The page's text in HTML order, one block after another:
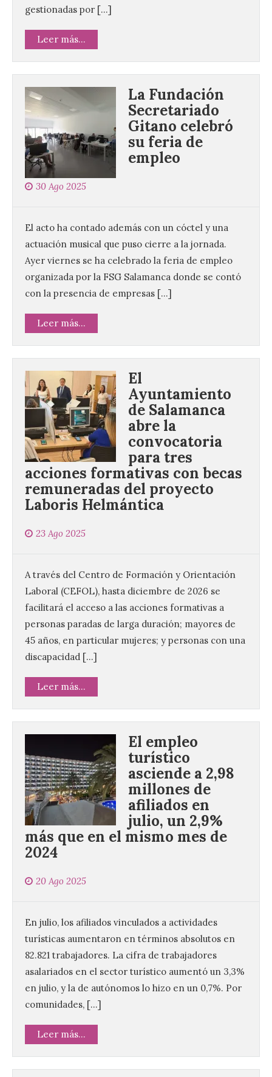
gestionadas por […]
Leer más...
La Fundación
Secretariado
Gitano celebró
su feria de
empleo
30 Ago 2025
El acto ha contado además con un cóctel y una
actuación musical que puso cierre a la jornada.
Ayer viernes se ha celebrado la feria de empleo
organizada por la FSG Salamanca donde se contó
con la presencia de empresas […]
Leer más...
El
Ayuntamiento
de Salamanca
abre la
convocatoria
para tres
acciones formativas con becas
remuneradas del proyecto
Laboris Helmántica
23 Ago 2025
A través del Centro de Formación y Orientación
Laboral (CEFOL), hasta diciembre de 2026 se
facilitará el acceso a las acciones formativas a
personas paradas de larga duración; mayores de
45 años, en particular mujeres; y personas con una
discapacidad […]
Leer más...
El empleo
turístico
asciende a 2,98
millones de
afiliados en
julio, un 2,9%
más que en el mismo mes de
2024
20 Ago 2025
En julio, los afiliados vinculados a actividades
turísticas aumentaron en términos absolutos en
82.821 trabajadores. La cifra de trabajadores
asalariados en el sector turístico aumentó un 3,3%
en julio, y la de autónomos lo hizo en un 0,7%. Por
comunidades, […]
Leer más...